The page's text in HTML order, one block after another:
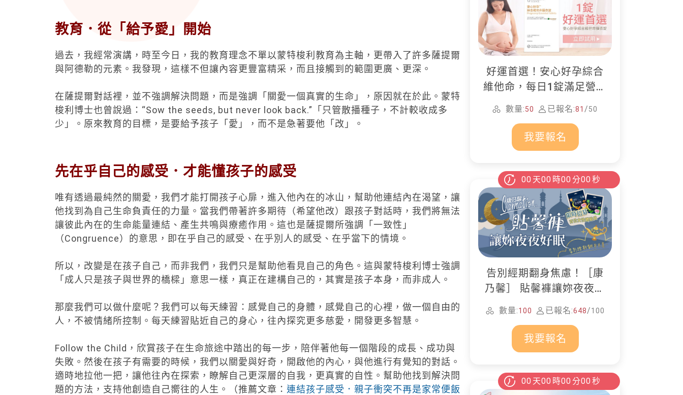
教育．從「給予愛」開始
過去，我經常演講，時至今日，我的教育理念不單以蒙特梭利教育為主軸，更帶入了許多薩提爾
與阿德勒的元素。我發現，這樣不但讓內容更豐富精采，而且接觸到的範圍更廣、更深。
在薩提爾對話裡，並不強調解決問題，而是強調「關愛一個真實的生命」，原因就在於此。蒙特
梭利博士也曾說過：“Sow the seeds, but never look back.”「只管散播種子，不計較收成多
少」。原來教育的目標，是要給予孩子「愛」，而不是急著要他「改」。
先在乎自己的感受．才能懂孩子的感受
唯有透過最純然的關愛，我們才能打開孩子心扉，進入他內在的冰山，幫助他連結內在渴望，讓
他找到為自己生命負責任的力量。當我們帶著許多期待（希望他改）跟孩子對話時，我們將無法
讓彼此內在的生命能量連結、產生共鳴與療癒作用。這也是薩提爾所強調「一致性」
（Congruence）的意思，即在乎自己的感受、在乎別人的感受、在乎當下的情境。
所以，改變是在孩子自己，而非我們，我們只是幫助他看見自己的角色。這與蒙特梭利博士強調
「成人只是孩子與世界的橋樑」意思一樣，真正在建構自己的，其實是孩子本身，而非成人。
那麼我們可以做什麼呢？我們可以每天練習：感覺自己的身體，感覺自己的心裡，做一個自由的
人，不被情緒所控制。每天練習貼近自己的身心，往內探究更多慈愛，開發更多智慧。
Follow the Child，欣賞孩子在生命旅途中踏出的每一步，陪伴著他每一個階段的成長、成功與
失敗。然後在孩子有需要的時候，我們以關愛與好奇，開啟他的內心，與他進行有覺知的對話。
適時地拉他一把，讓他往內在探索，瞭解自己更深層的自我，更真實的自性。幫助他找到解決問
題的方法，支持他創造自己嚮往的人生。（推薦文章： 連結孩子感受．親子衝突不再是家常便飯
好運首選！安心好孕綜合
維他命，每日1錠滿足營養
所需
數量:50 已報名:81 /50
我要報名
00 天00 時00 分00 秒
告別經期翻身焦慮！［康
乃馨］ 貼馨褲讓妳夜夜好
數量:100 已報名:648/100
我要報名
00 天00 時00 分00 秒